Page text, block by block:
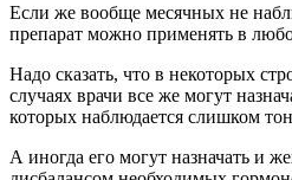
Если же вообще месячных не
препарат можно применять в
Надо сказать, что в некоторых
случаях врачи все же могут
которых наблюдается слишком
А иногда его могут назначать и